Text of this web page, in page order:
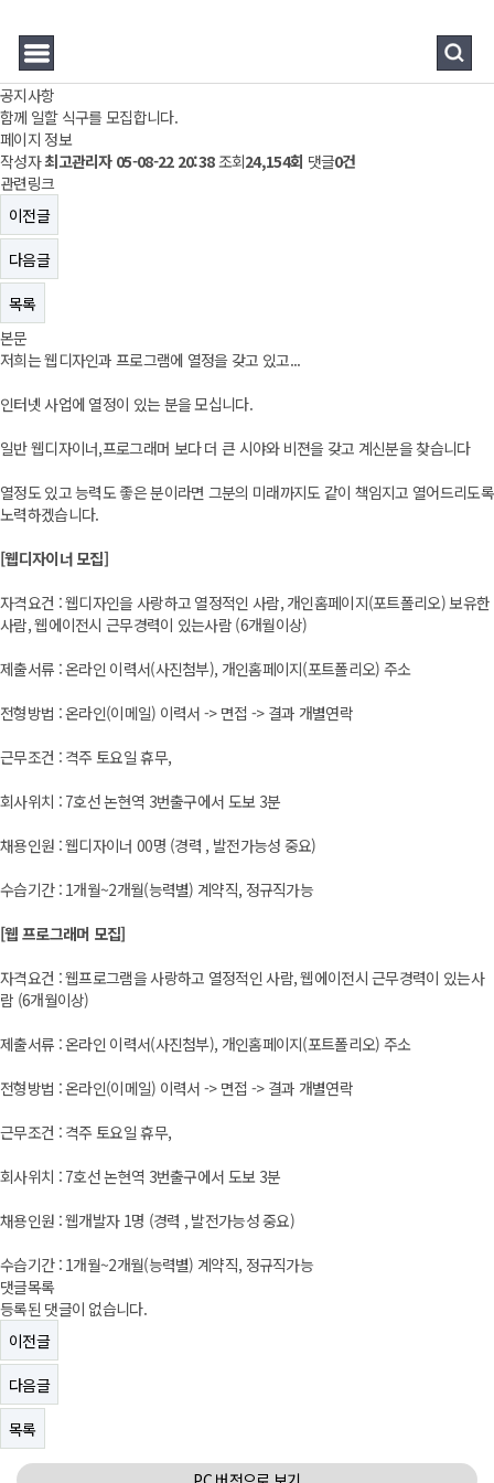
공지사항
함께 일할 식구를 모집합니다.
페이지 정보
작성자최고관리자 05-08-22 20:38조회24,154회 댓글0건
관련링크
이전글
다음글
목록
본문
저희는 웹디자인과 프로그램에 열정을 갖고 있고...
인터넷 사업에 열정이 있는 분을 모십니다.
일반 웹디자이너,프로그래머 보다 더 큰 시야와 비젼을 갖고 계신분을 찾습니다
열정도 있고 능력도 좋은 분이라면 그분의 미래까지도 같이 책임지고 열어드리도록
노력하겠습니다.
[웹디자이너 모집]
자격요건 : 웹디자인을 사랑하고 열정적인 사람, 개인홈페이지(포트폴리오) 보유한
사람, 웹에이전시 근무경력이 있는사람 (6개월이상)
제출서류 : 온라인 이력서(사진첨부), 개인홈페이지(포트폴리오) 주소
전형방법 : 온라인(이메일) 이력서 -> 면접 -> 결과 개별연락
근무조건 : 격주 토요일 휴무,
회사위치 : 7호선 논현역 3번출구에서 도보 3분
채용인원 : 웹디자이너 00명 (경력 , 발전가능성 중요)
수습기간 : 1개월~2개월(능력별) 계약직, 정규직가능
[웹 프로그래머 모집]
자격요건 : 웹프로그램을 사랑하고 열정적인 사람, 웹에이전시 근무경력이 있는사
람 (6개월이상)
제출서류 : 온라인 이력서(사진첨부), 개인홈페이지(포트폴리오) 주소
전형방법 : 온라인(이메일) 이력서 -> 면접 -> 결과 개별연락
근무조건 : 격주 토요일 휴무,
회사위치 : 7호선 논현역 3번출구에서 도보 3분
채용인원 : 웹개발자 1명 (경력 , 발전가능성 중요)
수습기간 : 1개월~2개월(능력별) 계약직, 정규직가능
댓글목록
등록된 댓글이 없습니다.
이전글
다음글
목록